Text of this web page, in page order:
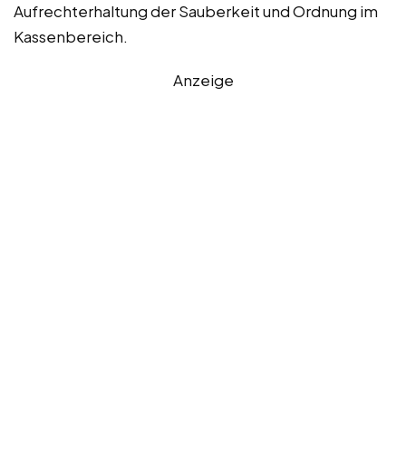
Aufrechterhaltung der Sauberkeit und Ordnung im
Kassenbereich.
Anzeige